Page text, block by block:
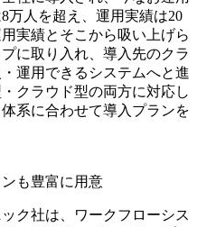
万人を超え、運用実績は20
実績とそこから吸い上げら
に取り入れ、導入先のクラ
運用できるシステムへと進
クラウド型の両方に対応し
系に合わせて導入プランを
も豊富に用意
ク社は、ワークフローシス